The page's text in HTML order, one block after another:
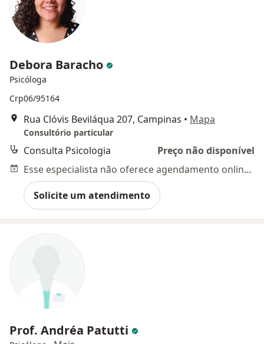
Debora Baracho
Psicóloga
Crp06/95164
Rua Clóvis Beviláqua 207, Campinas • Mapa
Consultório particular
Consulta Psicologia
Preço não disponível
Esse especialista não oferece agendamento online para esse endereço.
Solicite um atendimento
Prof. Andréa Patutti